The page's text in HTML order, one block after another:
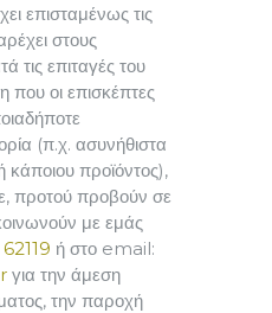
επισταμένως τις
στους
τις επιταγές του
που οι επισκέπτες
(π.χ. ασυνήθιστα
προϊόντος),
προτού προβούν σε
με εμάς
ή στο email:
για την άμεση
την παροχή